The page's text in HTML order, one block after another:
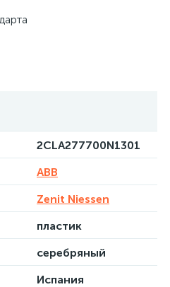
2CLA277700N1301
ABB
Zenit Niessen
пластик
серебряный
Испания